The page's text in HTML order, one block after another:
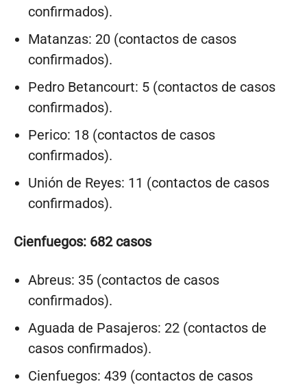
confirmados).
Matanzas: 20 (contactos de casos
confirmados).
Pedro Betancourt: 5 (contactos de casos
confirmados).
Perico: 18 (contactos de casos
confirmados).
Unión de Reyes: 11 (contactos de casos
confirmados).
Cienfuegos: 682 casos
Abreus: 35 (contactos de casos
confirmados).
Aguada de Pasajeros: 22 (contactos de
casos confirmados).
Cienfuegos: 439 (contactos de casos